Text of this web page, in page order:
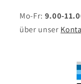
Mo-Fr: 9.00-
über unser